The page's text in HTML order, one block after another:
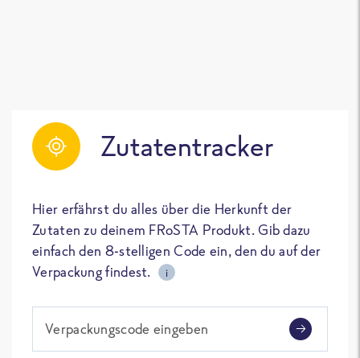
Zutatentracker
Hier erfährst du alles über die Herkunft der
Zutaten zu deinem FRoSTA Produkt. Gib dazu
einfach den 8-stelligen Code ein, den du auf der
Verpackung findest.
i
Verpackungscode eingeben